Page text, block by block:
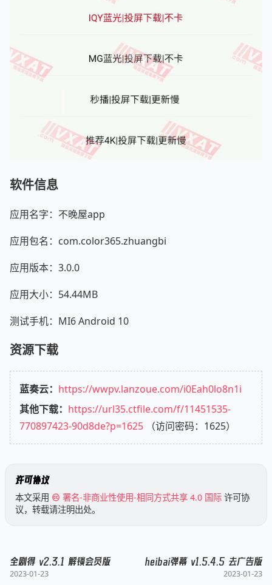
软件信息
应用名字：不晚屋app
应用包名：com.color365.zhuangbi
应用版本：3.0.0
应用大小：54.44MB
测试手机：MI6 Android 10
资源下载
蓝奏云： https://wwpv.lanzoue.com/i0Eah0lo8n1i
其他下载： https://url35.ctfile.com/f/11451535-
770897423-90d8de?p=1625 （访问密码：1625）
许可协议
本文采用 署名-非商业性使用-相同方式共享 4.0 国际 许可协
议，转载请注明出处。
全剧得 v2.3.1 解锁会员版
2023-01-23
heibai弹幕 v1.5.4.5 去广告版
2023-01-23